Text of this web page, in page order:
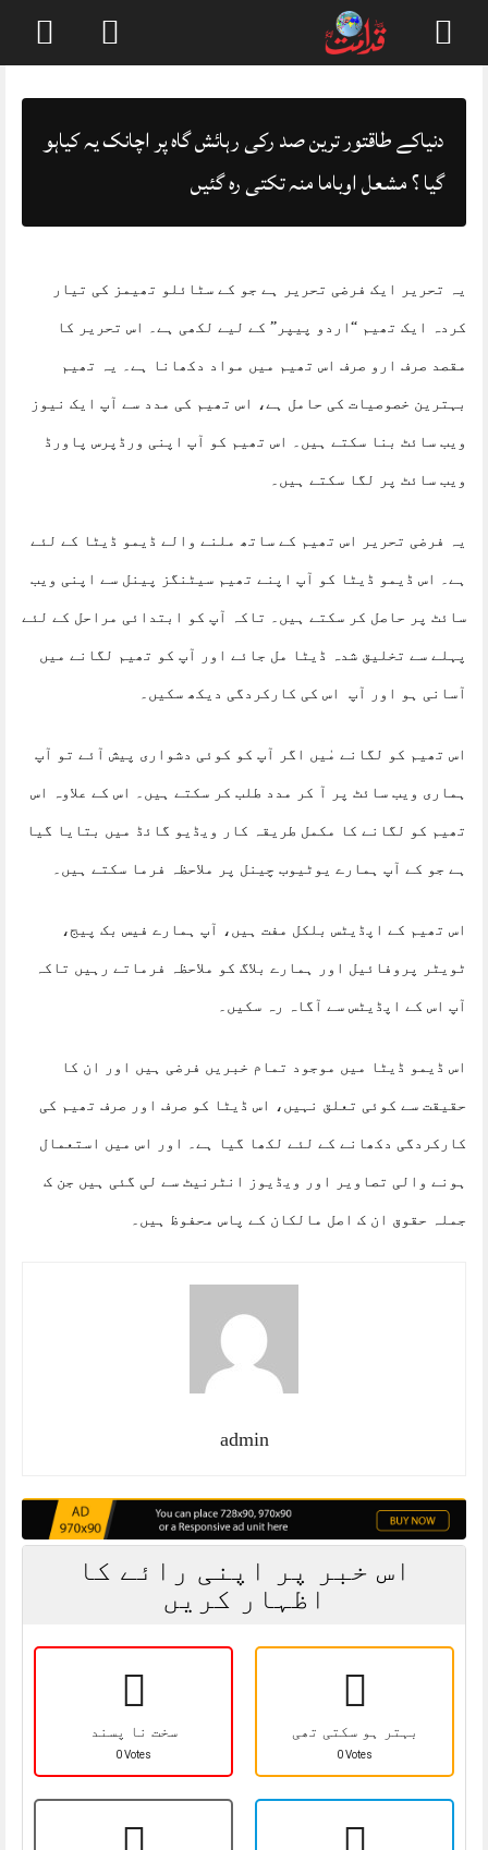
content
دنیاکے طاقتور ترین صد رکی رہائش گاہ پر اچانک یہ کیاہو
گیا ؟ مشعل اوباما منہ تکتی رہ گئیں
یہ تحریر ایک فرضی تحریر ہے جو کے سٹائلو تھیمز کی تیار
کردہ ایک تھیم “اردو پیپر” کے لیے لکھی ہے۔ اس تحریر کا
مقصد صرف ارو صرف اس تھیم میں مواد دکھانا ہے۔ یہ تھیم
بہترین خصوصیات کی حامل ہے، اس تھیم کی مدد سے آپ ایک نیوز
ویب سائٹ بنا سکتے ہیں۔ اس تھیم کو آپ اپنی ورڈپرس پاورڈ
ویب سائٹ پر لگا سکتے ہیں۔
یہ فرضی تحریر اس تھیم کے ساتھ ملنے والے ڈیمو ڈیٹا کے لئے
ہے۔ اس ڈیمو ڈیٹا کو آپ اپنے تھیم سیٹنگز پینل سے اپنی ویب
سائٹ پر حاصل کر سکتے ہیں۔ تاکہ آپ کو ابتدائی مراحل کے لئے
پہلے سے تخلیق شدہ ڈیٹا مل جائے اور آپ کو تھیم لگانے میں
آسانی ہو اور آپ اس کی کارکردگی دیکھ سکیں۔
اس تھیم کو لگانے مٰیں اگر آپ کو کوئی دشواری پیش آئے تو آپ
ہماری ویب سائٹ پر آ کر مدد طلب کر سکتے ہیں۔ اس کے علاوہ اس
تھیم کو لگانے کا مکمل طریقہ کار ویڈیو گائڈ میں بتایا گیا
ہے جو کے آپ ہمارے یوٹیوب چینل پر ملاحظہ فرما سکتے ہیں۔
اس تھیم کے اپڈیٹس بلکل مفت ہیں، آپ ہمارے فیس بک پیج،
ٹویٹر پروفائیل اور ہمارے بلاگ کو ملاحظہ فرماتے رہیں تاکہ
آپ اس کے اپڈیٹس سے آگاہ رہ سکیں۔
اس ڈیمو ڈیٹا میں موجود تمام خبریں فرضی ہیں اور ان کا
حقیقت سے کوئی تعلق نہیں، اس ڈیٹا کو صرف اور صرف تھیم کی
کارکردگی دکھانے کے لئے لکھا گیا ہے۔ اور اس میں استعمال
ہونے والی تصاویر اور ویڈیوز انٹرنیٹ سے لی گئی ہیں جن ک
جملہ حقوق ان ک اصل مالکان کے پاس محفوظ ہیں۔
admin
اس خبر پر اپنی رائے کا
اظہار کریں
سخت نا پسند
0 Votes
بہتر ہو سکتی تھی
0 Votes